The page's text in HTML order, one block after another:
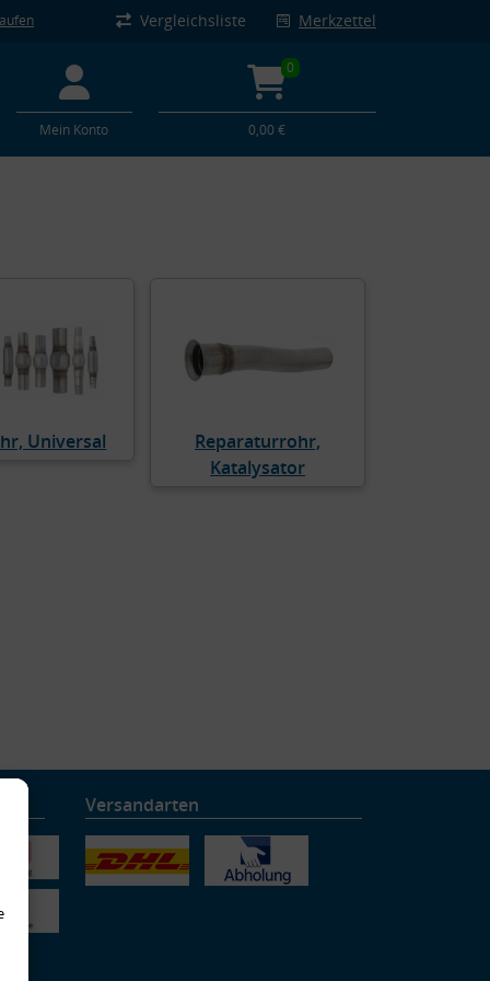
Vergleichsliste Merkzettel
Mein Konto
0
0,00 €
Universal
Reparaturrohr,
Katalysator
Versandarten